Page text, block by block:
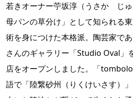
若きオーナー苧坂淳（うさか じ
母パンの草分け」として知られる
術を身につけた本格派。陶芸家で
さんのギャラリー「Studio Oval」
店をオープンしました。「
語で「陸繋砂州（りくけいさす）